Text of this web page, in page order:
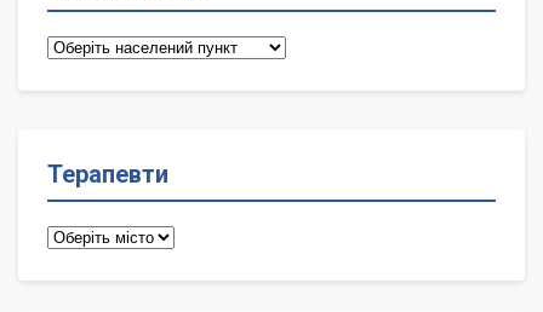
Сімейні
Терапевти
Терапевти